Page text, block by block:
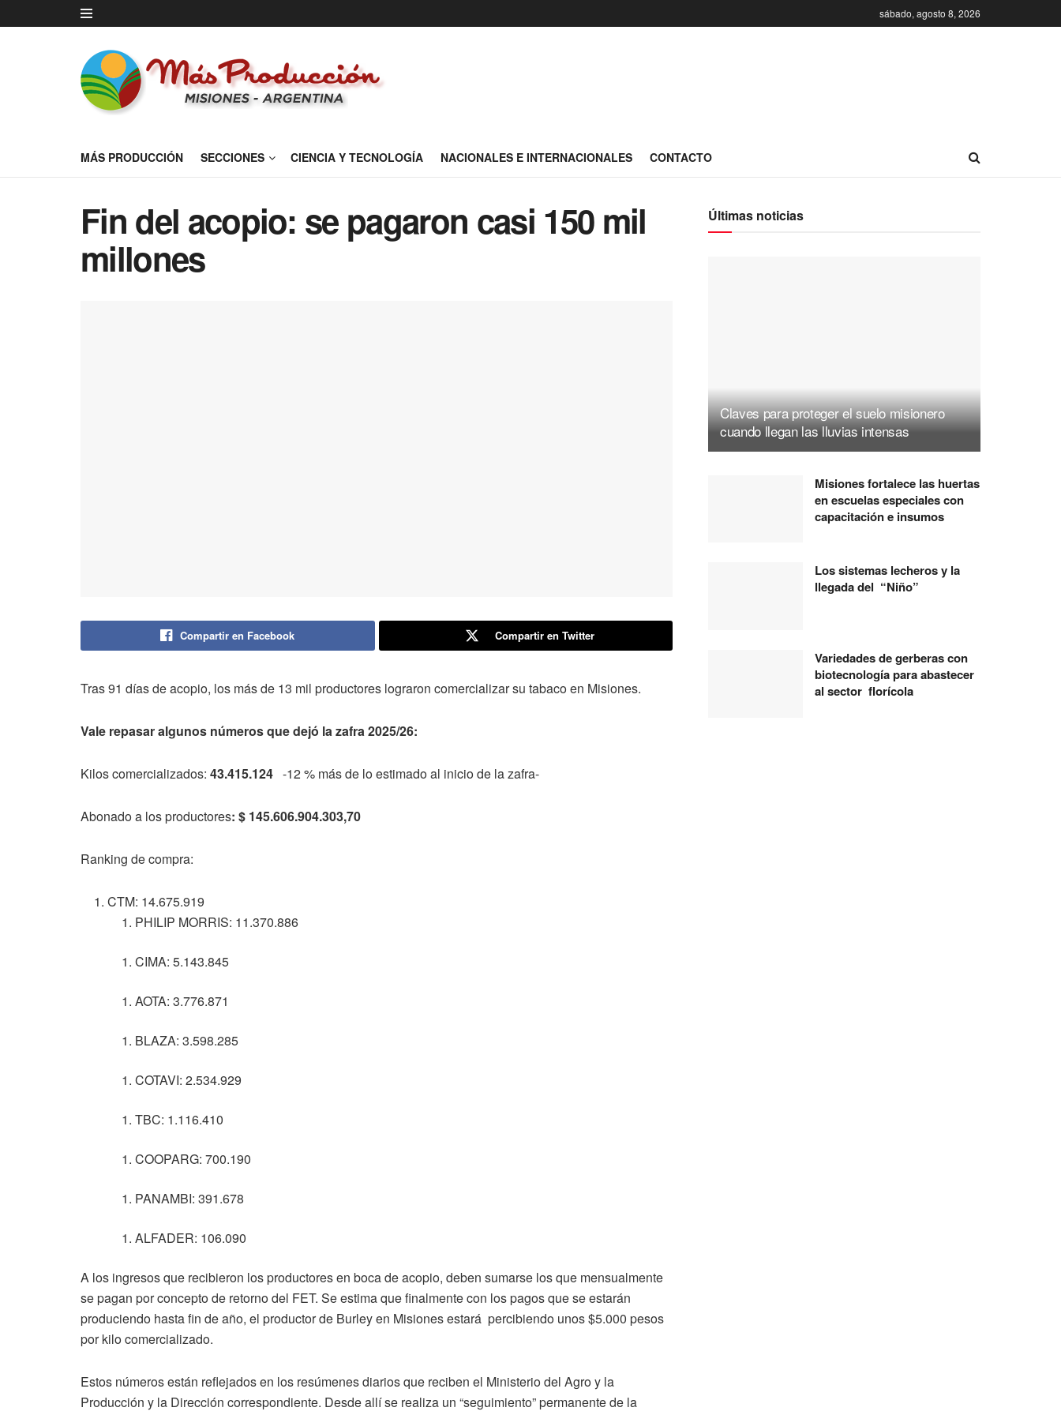
sábado, agosto 8, 2026
MÁS PRODUCCIÓN SECCIONES CIENCIA Y TECNOLOGÍA NACIONALES E INTERNACIONALES CONTACTO
Fin del acopio: se pagaron casi 150 mil
millones
Compartir en Facebook Compartir en Twitter
Tras 91 días de acopio, los más de 13 mil productores lograron comercializar su tabaco en Misiones.
Vale repasar algunos números que dejó la zafra 2025/26:
Kilos comercializados: 43.415.124 -12 % más de lo estimado al inicio de la zafra-
Abonado a los productores: $ 145.606.904.303,70
Ranking de compra:
CTM: 14.675.919
PHILIP MORRIS: 11.370.886
CIMA: 5.143.845
AOTA: 3.776.871
BLAZA: 3.598.285
COTAVI: 2.534.929
TBC: 1.116.410
COOPARG: 700.190
PANAMBI: 391.678
ALFADER: 106.090
A los ingresos que recibieron los productores en boca de acopio, deben sumarse los que mensualmente
se pagan por concepto de retorno del FET. Se estima que finalmente con los pagos que se estarán
produciendo hasta fin de año, el productor de Burley en Misiones estará percibiendo unos $5.000 pesos
por kilo comercializado.
Estos números están reflejados en los resúmenes diarios que reciben el Ministerio del Agro y la
Producción y la Dirección correspondiente. Desde allí se realiza un “seguimiento” permanente de la
Últimas noticias
Claves para proteger el suelo misionero
cuando llegan las lluvias intensas
Misiones fortalece las huertas
en escuelas especiales con
capacitación e insumos
Los sistemas lecheros y la
llegada del “Niño”
Variedades de gerberas con
biotecnología para abastecer
al sector florícola